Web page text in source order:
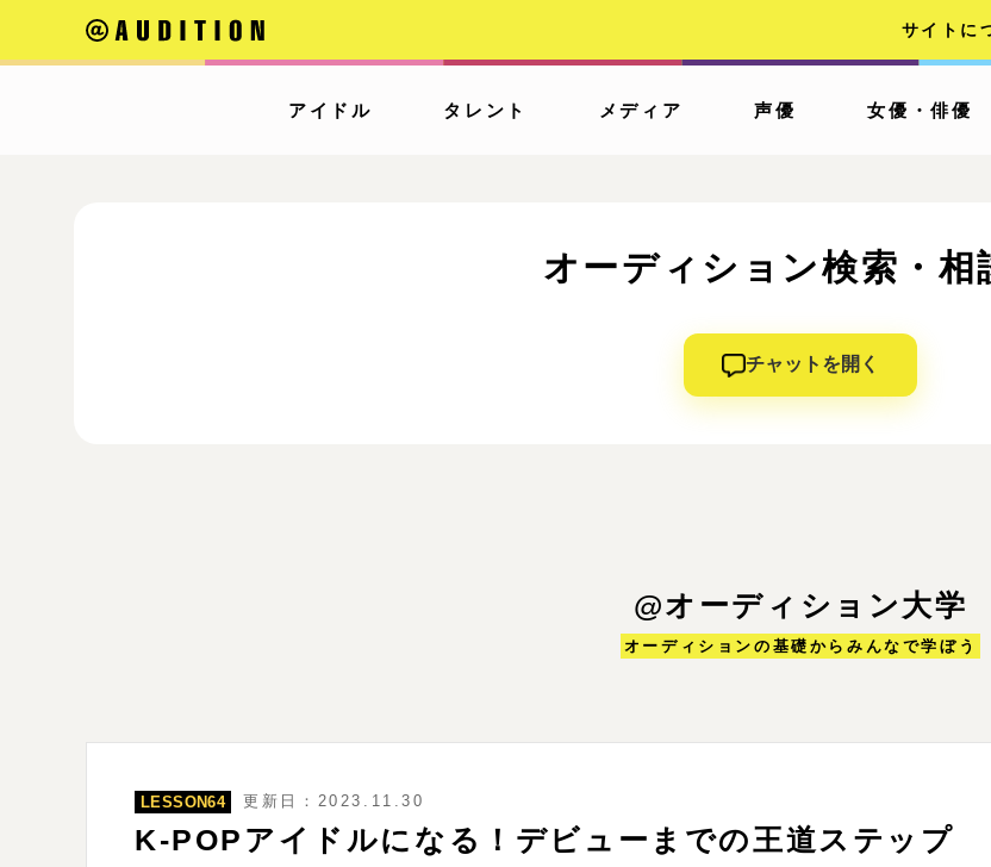
サイトに
アイドル タレント メディア 声優 女優・俳優
オーディション検索・相
チャットを開く
@オーディション大学
オーディションの基礎からみんなで学ぼう
LESSON64 更新日：2023.11.30
K-POPアイドルになる！デビューまでの王道ステップ